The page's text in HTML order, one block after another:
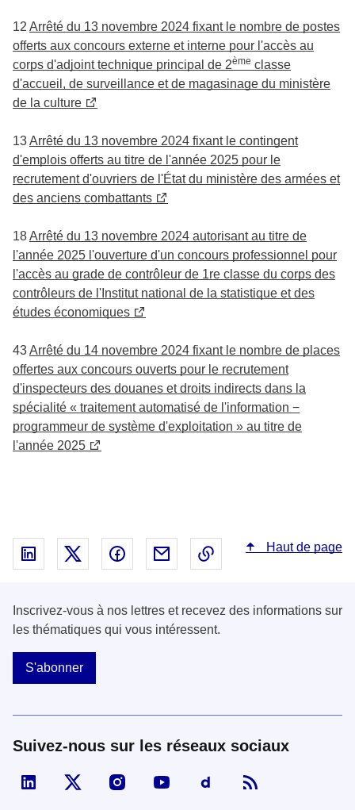
12 Arrêté du 13 novembre 2024 fixant le nombre de postes
offerts aux concours externe et interne pour l'accès au
corps d'adjoint technique principal de 2ème classe
d'accueil, de surveillance et de magasinage du ministère
de la culture
13Arrêté du 13 novembre 2024 fixant le contingent
d'emplois offerts au titre de l'année 2025 pour le
recrutement d'ouvriers de l'État du ministère des armées et
des anciens combattants
18Arrêté du 13 novembre 2024 autorisant au titre de
l'année 2025 l'ouverture d'un concours professionnel pour
l'accès au grade de contrôleur de 1re classe du corps des
contrôleurs de l'Institut national de la statistique et des
études économiques
43Arrêté du 14 novembre 2024 fixant le nombre de places
offertes aux concours ouverts pour le recrutement
d'inspecteurs des douanes et droits indirects dans la
spécialité « traitement automatisé de l'information −
programmeur de système d'exploitation » au titre de
l'année 2025
Partager sur Linked In - nouvelle fenêtre
Partager sur X - nouvelle fenêtre
Partager sur Facebook - nouvelle
Partager par email - nouvelle
Copier le lien dans le
Haut de page
Inscrivez-vous à nos lettres et recevez des informations sur
les thématiques qui vous intéressent.
S'abonner
Suivez-nous sur les réseaux sociaux
Visiter la page Linked In de fonction publique
Visiter la page X de fonction publique
Visiter la page Instagram de fonction
Visiter la page You Tube de
Visiter la page